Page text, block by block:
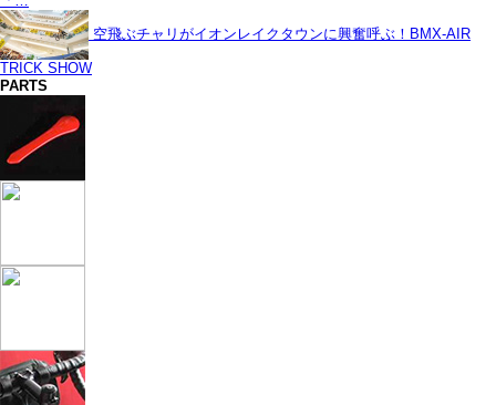
空飛ぶチャリがイオンレイクタウンに興奮呼ぶ！BMX-AIR
TRICK SHOW
PARTS